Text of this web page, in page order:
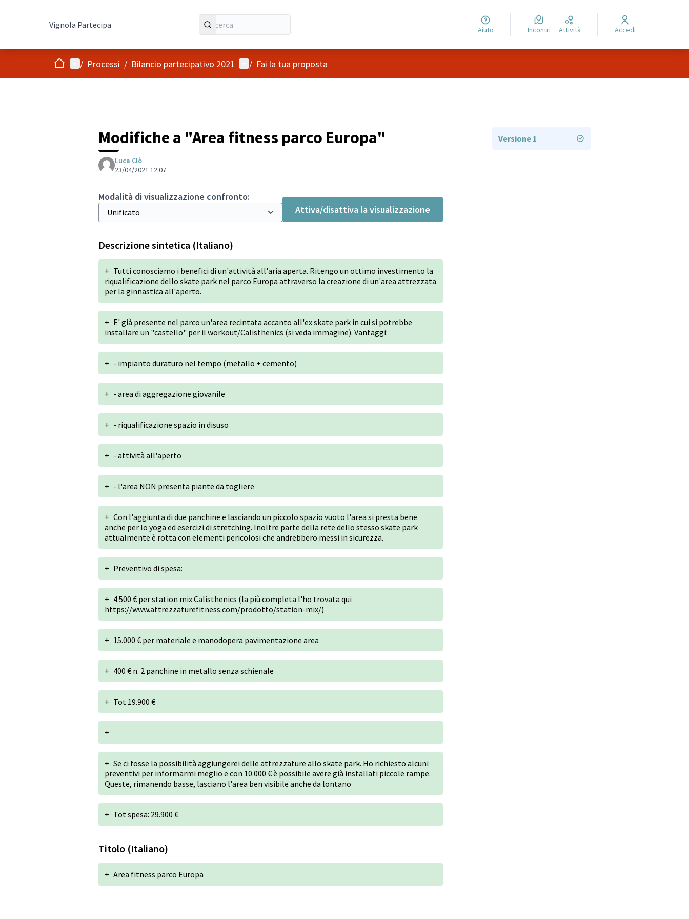
Vignola Partecipa Aiuto Incontri Attività Accedi
HomeMenù principale
/ Processi / Bilancio partecipativo 2021 Menù utente
/ Fai la tua proposta
Modifiche a "Area fitness parco Europa"
Luca Clò
23/04/2021 12:07
Modalità di visualizzazione confronto:
Attiva/disattiva la visualizzazione
Descrizione sintetica (Italiano)
+ Tutti conosciamo i benefici di un'attività all'aria aperta. Ritengo un ottimo investimento la
riqualificazione dello skate park nel parco Europa attraverso la creazione di un'area attrezzata
per la ginnastica all'aperto.
+ E' già presente nel parco un'area recintata accanto all'ex skate park in cui si potrebbe
installare un "castello" per il workout/Calisthenics (si veda immagine). Vantaggi:
+ - impianto duraturo nel tempo (metallo + cemento)
+ - area di aggregazione giovanile
+ - riqualificazione spazio in disuso
+ - attività all'aperto
+ - l'area NON presenta piante da togliere
+ Con l'aggiunta di due panchine e lasciando un piccolo spazio vuoto l'area si presta bene
anche per lo yoga ed esercizi di stretching. Inoltre parte della rete dello stesso skate park
attualmente è rotta con elementi pericolosi che andrebbero messi in sicurezza.
+ Preventivo di spesa:
+ 4.500 € per station mix Calisthenics (la più completa l'ho trovata qui
https://www.attrezzaturefitness.com/prodotto/station-mix/)
+ 15.000 € per materiale e manodopera pavimentazione area
+ 400 € n. 2 panchine in metallo senza schienale
+ Tot 19.900 €
+
+ Se ci fosse la possibilità aggiungerei delle attrezzature allo skate park. Ho richiesto alcuni
preventivi per informarmi meglio e con 10.000 € è possibile avere già installati piccole rampe.
Queste, rimanendo basse, lasciano l'area ben visibile anche da lontano
+ Tot spesa: 29.900 €
Titolo (Italiano)
+ Area fitness parco Europa
Versione 1